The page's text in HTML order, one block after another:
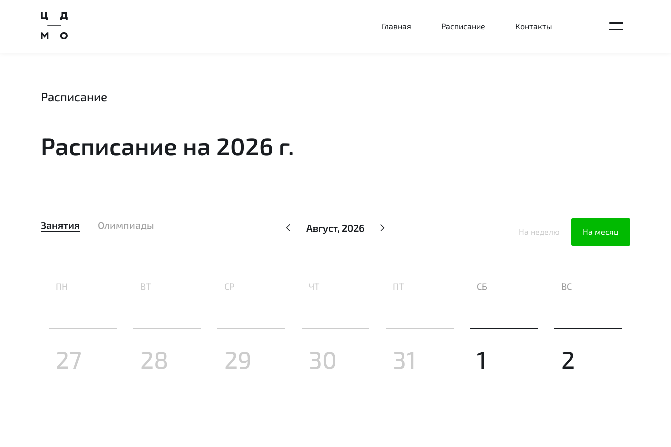
Перейти
на
главную
Главная Расписание Контакты
Открыть
Расписание
Расписание на 2026 г.
Занятия Олимпиады Август, 2026 На неделю На месяц
ПН
27
ВТ
28
СР
29
ЧТ
30
ПТ
31
СБ
1
ВС
2